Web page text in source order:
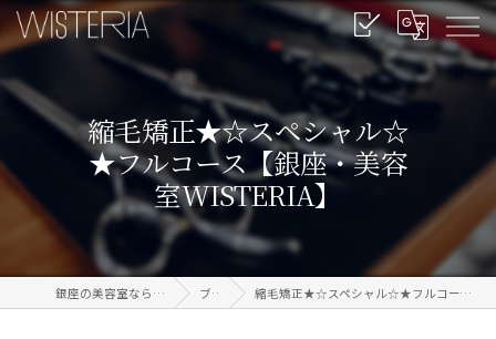
縮毛矯正★☆スペシャル☆
★フルコース【銀座・美容
室WISTERIA】
銀座の美容室なら信頼のWISTERIA ブログ 縮毛矯正★☆スペシャル☆★フルコース【銀座・美容室WISTERIA】